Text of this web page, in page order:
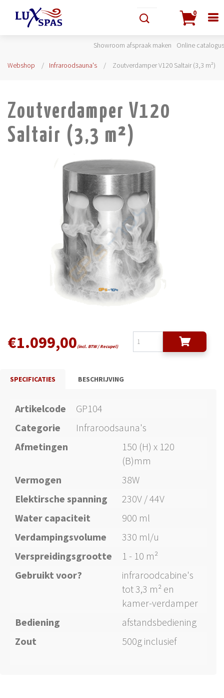
0
Showroom afspraak maken Online catalogus
Webshop Infraroodsauna's Zoutverdamper V120 Saltair (3,3 m²)
Zoutverdamper V120
Saltair (3,3 m²)
€1.099,00(incl. BTW / Recupel)
SPECIFICATIES BESCHRIJVING
Artikelcode
GP104
Categorie
Infraroodsauna's
Afmetingen
150 (H) x 120
(B)mm
Vermogen
38W
Elektirsche spanning
230V / 44V
Water capaciteit
900 ml
Verdampingsvolume
330 ml/u
Verspreidingsgrootte
1 - 10 m²
Gebruikt voor?
infraroodcabine's
tot 3,3 m² en
kamer-verdamper
Bediening
afstandsbediening
Zout
500g inclusief